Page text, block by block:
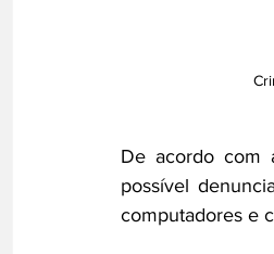
De acordo com
possível
computadores e